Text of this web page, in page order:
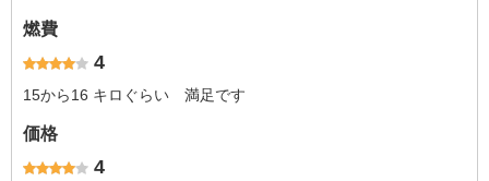
燃費
4
15から16 キロぐらい 満足です
価格
4